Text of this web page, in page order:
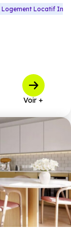
Logement Locatif
Voir +